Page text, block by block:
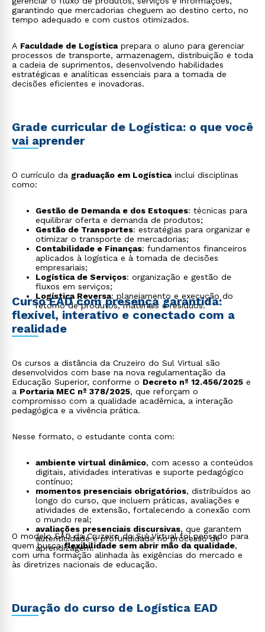
garantindo que mercadorias cheguem ao destino certo, no
tempo adequado e com custos otimizados.
A Faculdade de Logísticaprepara o aluno para gerenciar
processos de transporte, armazenagem, distribuição e toda
a cadeia de suprimentos, desenvolvendo habilidades
estratégicas e analíticas essenciais para a tomada de
decisões eficientes e inovadoras.
Grade curricular de Logística: o que você
vai aprender
O currículo da graduação em Logísticainclui disciplinas
como:
Gestão de Demanda e dos Estoques: técnicas para
equilibrar oferta e demanda de produtos;
Gestão de Transportes: estratégias para organizar e
otimizar o transporte de mercadorias;
Contabilidade e Finanças: fundamentos financeiros
aplicados à logística e à tomada de decisões
empresariais;
Logística de Serviços: organização e gestão de
fluxos em serviços;
Logística Reversa: planejamento e execução do
retorno de produtos, materiais e resíduos.
Curso EAD com presença garantida:
flexível, interativo e conectado com a
realidade
Os cursos a distância da Cruzeiro do Sul Virtual são
desenvolvidos com base na nova regulamentação da
Educação Superior, conforme o Decreto nº 12.456/2025 e
a Portaria MEC nº 378/2025, que reforçam o
compromisso com a qualidade acadêmica, a interação
pedagógica e a vivência prática.
Nesse formato, o estudante conta com:
ambiente virtual dinâmico, com acesso a conteúdos
digitais, atividades interativas e suporte pedagógico
contínuo;
momentos presenciais obrigatórios, distribuídos ao
longo do curso, que incluem práticas, avaliações e
atividades de extensão, fortalecendo a conexão com
o mundo real;
avaliações presenciais discursivas, que garantem
autenticidade e profundidade no processo de
aprendizagem.
O modelo EAD da Cruzeiro do Sul Virtual foi pensado para
quem buscaflexibilidade sem abrir mão da qualidade,
com uma formação alinhada às exigências do mercado e
às diretrizes nacionais de educação.
Duração do curso de Logística EAD